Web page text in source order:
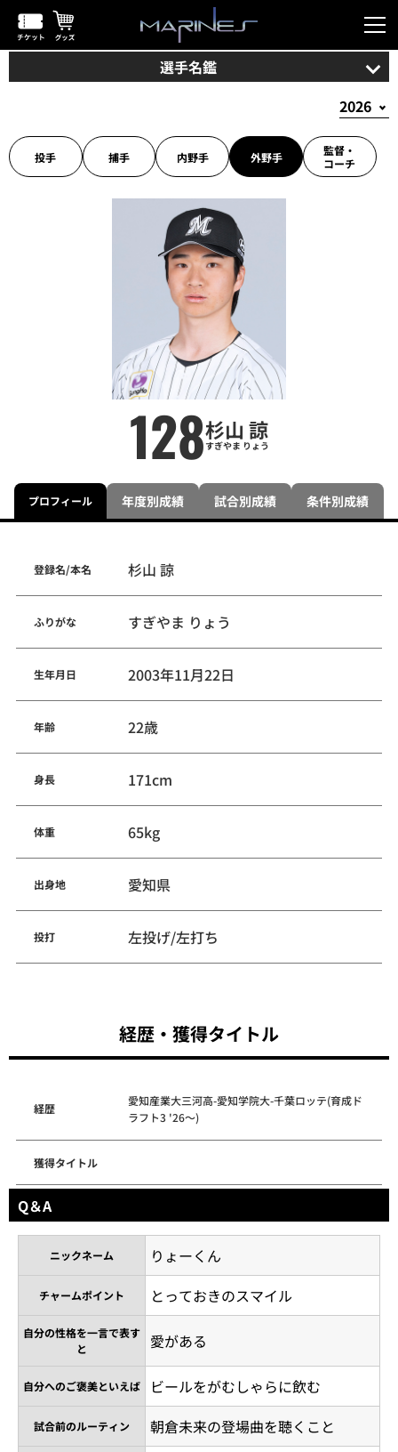
選手名鑑
投手 捕手 内野手 外野手
監督・
コーチ
128杉山 諒
すぎやま りょう
プロフィール 年度別成績 試合別成績 条件別成績
登録名/本名 杉山 諒
ふりがな すぎやま りょう
生年月日 2003年11月22日
年齢 22歳
身長 171cm
体重 65kg
出身地 愛知県
投打 左投げ/左打ち
経歴・獲得タイトル
経歴
愛知産業大三河高-愛知学院大-千葉ロッテ(育成ド
ラフト3 '26～)
獲得タイトル
Q＆A
ニックネーム りょーくん
チャームポイント とっておきのスマイル
自分の性格を一言で表す
と
愛がある
自分へのご褒美といえば ビールをがむしゃらに飲む
試合前のルーティン 朝倉未来の登場曲を聴くこと